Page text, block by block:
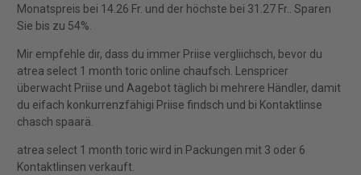
Monatspreis bei 14.26 Fr. und der höchste bei 31.27 Fr.. Sparen
Sie bis zu 54%.
Mir empfehle dir, dass du immer Priise vergliichsch, bevor du
atrea select 1 month toric online chaufsch. Lenspricer
überwacht Priise und Aagebot täglich bi mehrere Händler, damit
du eifach konkurrenzfähigi Priise findsch und bi Kontaktlinse
chasch spaarä.
atrea select 1 month toric wird in Packungen mit 3 oder 6
Kontaktlinsen verkauft.